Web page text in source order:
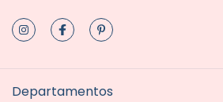
Departamentos